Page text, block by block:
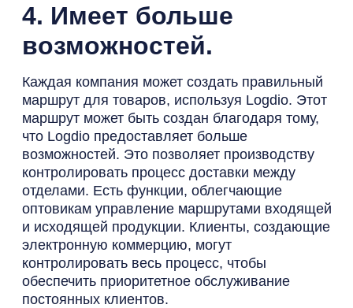
4. Имеет больше
возможностей.
Каждая компания может создать правильный
маршрут для товаров, используя Logdio. Этот
маршрут может быть создан благодаря тому,
что Logdio предоставляет больше
возможностей. Это позволяет производству
контролировать процесс доставки между
отделами. Есть функции, облегчающие
оптовикам управление маршрутами входящей
и исходящей продукции. Клиенты, создающие
электронную коммерцию, могут
контролировать весь процесс, чтобы
обеспечить приоритетное обслуживание
постоянных клиентов.